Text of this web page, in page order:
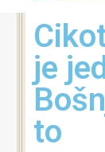
je
to